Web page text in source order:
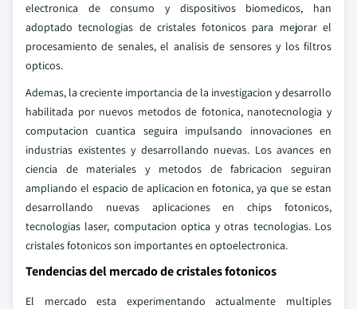
electronica de consumo y dispositivos biomedicos, han
adoptado tecnologias de cristales fotonicos para mejorar el
procesamiento de senales, el analisis de sensores y los filtros
opticos.
Ademas, la creciente importancia de la investigacion y desarrollo
habilitada por nuevos metodos de fotonica, nanotecnologia y
computacion cuantica seguira impulsando innovaciones en
industrias existentes y desarrollando nuevas. Los avances en
ciencia de materiales y metodos de fabricacion seguiran
ampliando el espacio de aplicacion en fotonica, ya que se estan
desarrollando nuevas aplicaciones en chips fotonicos,
tecnologias laser, computacion optica y otras tecnologias. Los
cristales fotonicos son importantes en optoelectronica.
Tendencias del mercado de cristales fotonicos
El mercado esta experimentando actualmente multiples